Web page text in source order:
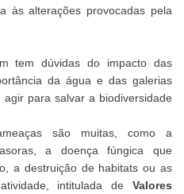
às alterações provocadas pela
tem dúvidas do impacto das
da água e das galerias
para salvar a biodiversidade
são muitas, como a
a doença fúngica que
a destruição de habitats ou as
intitulada de Valores